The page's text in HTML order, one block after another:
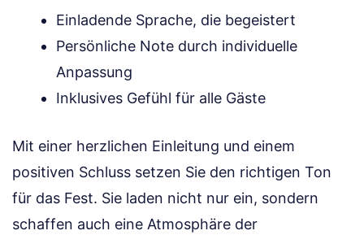
Einladende Sprache, die begeistert
Persönliche Note durch individuelle
Anpassung
Inklusives Gefühl für alle Gäste
Mit einer herzlichen Einleitung und einem
positiven Schluss setzen Sie den richtigen Ton
für das Fest. Sie laden nicht nur ein, sondern
schaffen auch eine Atmosphäre der